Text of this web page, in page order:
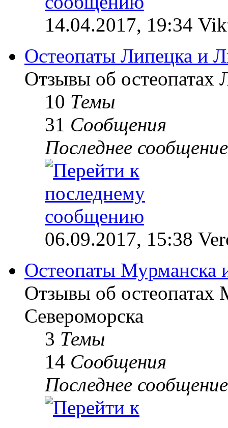
14.04.2017, 19:34
Остеопаты Липецка и
Отзывы об остеопатах
10 Темы
31 Сообщения
Последнее сообщение
06.09.2017, 15:38
Остеопаты Мурманска
Отзывы об остеопатах
Североморска
3 Темы
14 Сообщения
Последнее сообщение